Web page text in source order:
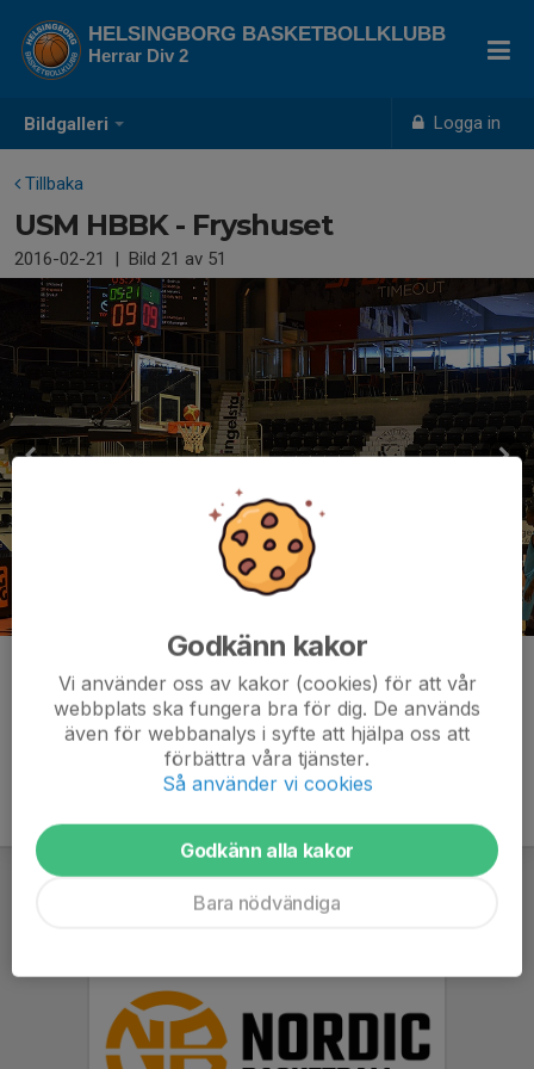
Bildgalleri Logga in
HELSINGBORG BASKETBOLLKLUBB
Herrar Div 2
Tillbaka
USM HBBK - Fryshuset
2016-02-21 | Bild 21 av 51
Kommentarer
Godkänn kakor
Vi använder oss av kakor (cookies) för att vår
webbplats ska fungera bra för dig. De används
även för webbanalys i syfte att hjälpa oss att
förbättra våra tjänster.
Så använder vi cookies
Godkänn alla kakor
Bara nödvändiga